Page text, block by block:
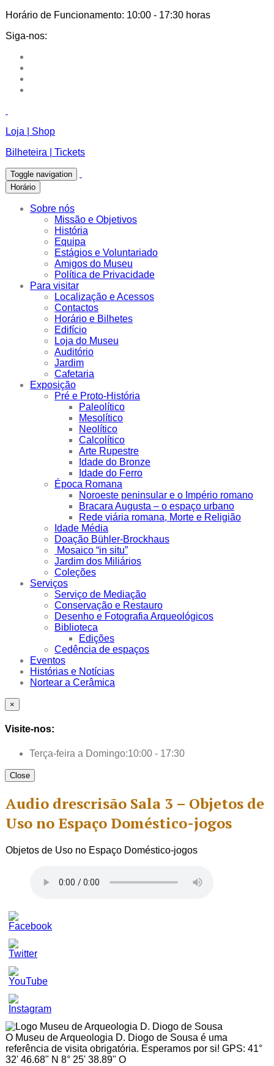
Horário de Funcionamento: 10:00 - 17:30 horas
Siga-nos:
Loja | Shop
Bilheteira | Tickets
Toggle navigation
Horário
Sobre nós
Missão e Objetivos
História
Equipa
Estágios e Voluntariado
Amigos do Museu
Política de Privacidade
Para visitar
Localização e Acessos
Contactos
Horário e Bilhetes
Edifício
Loja do Museu
Auditório
Jardim
Cafetaria
Exposição
Pré e Proto-História
Paleolítico
Mesolítico
Neolítico
Calcolítico
Arte Rupestre
Idade do Bronze
Idade do Ferro
Época Romana
Noroeste peninsular e o Império romano
Bracara Augusta – o espaço urbano
Rede viária romana, Morte e Religião
Idade Média
Doação Bühler-Brockhaus
Mosaico “in situ”
Jardim dos Miliários
Coleções
Serviços
Serviço de Mediação
Conservação e Restauro
Desenho e Fotografia Arqueológicos
Biblioteca
Edições
Cedência de espaços
Eventos
Histórias e Notícias
Nortear a Cerâmica
×
Visite-nos:
Terça-feira a Domingo:10:00 - 17:30
Close
Audio drescrisão Sala 3 – Objetos de
Uso no Espaço Doméstico-jogos
Objetos de Uso no Espaço Doméstico-jogos
Set
Youtube
Channel
ID
O Museu de Arqueologia D. Diogo de Sousa é uma
referência de visita obrigatória. Esperamos por si! GPS: 41°
32' 46.68" N 8° 25' 38.89" O